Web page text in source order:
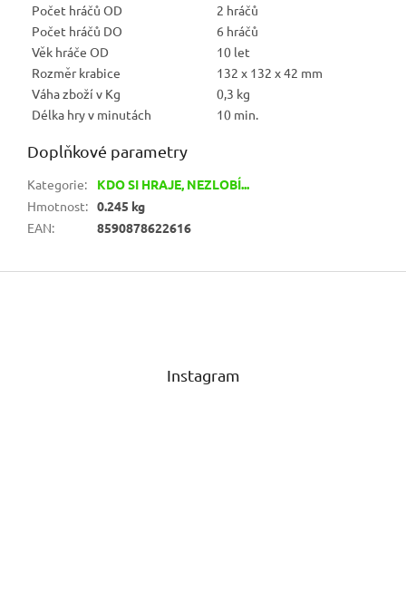
Počet hráčů OD
2 hráčů
Počet hráčů DO
6 hráčů
Věk hráče OD
10 let
Rozměr krabice
132 x 132 x 42 mm
Váha zboží v Kg
0,3 kg
Délka hry v minutách
10 min.
Doplňkové parametry
Kategorie:
KDO SI HRAJE, NEZLOBÍ...
Hmotnost: 0.245 kg
EAN: 8590878622616
Z
Instagram